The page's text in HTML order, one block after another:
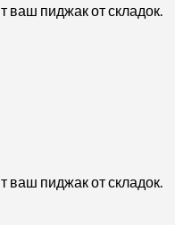
ваш пиджак от складок.
ваш пиджак от складок.